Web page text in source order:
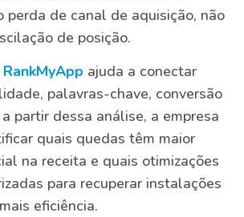
perda de canal de aquisição, não
de posição.
RankMyApp ajuda a conectar
palavras-chave, conversão
partir dessa análise, a empresa
quais quedas têm maior
na receita e quais otimizações
para recuperar instalações
eficiência.